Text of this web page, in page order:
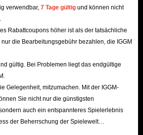
Sie diesen Prozess jedoch regelmäßig
zu halten. Wer versteht, wie man schnell Geld
Wenn Sie sich jedoch den langwierigen
und direkt an nutzbares Geld vom
ist das günstigste Schedule-I-Geld vom
die beste Wahl.
Schedule-1-Geld für
verwendbar, 7 Tage gültig und können nicht
Rabattcoupons höher ist als der tatsächliche
die Bearbeitungsgebühr bezahlen, die IGGM
gültig. Bei Problemen liegt das endgültige
Gelegenheit, mitzumachen. Mit der IGGM-
Sie nicht nur die günstigsten
auch ein entspannteres Spielerlebnis
der Beherrschung der Spielewelt